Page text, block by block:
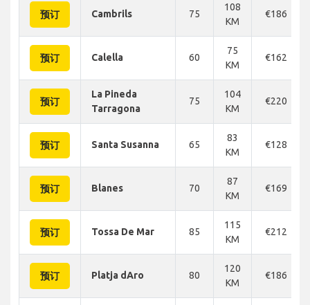
预订 Cambrils 75
108
KM
€186
预订 Calella 60
75
KM
€162
预订
La Pineda
Tarragona
75
104
KM
€220
预订 Santa Susanna 65
83
KM
€128
预订 Blanes 70
87
KM
€169
预订 Tossa De Mar 85
115
KM
€212
预订 Platja dAro 80
120
KM
€186